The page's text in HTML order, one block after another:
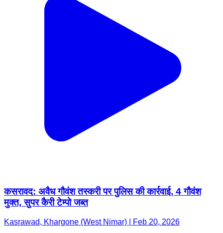
कसरावद: अवैध गौवंश तस्करी पर पुलिस की कार्रवाई, 4 गौवंश
मुक्त, सुपर कैरी टेम्पो जब्त
Kasrawad, Khargone (West Nimar) | Feb 20, 2026